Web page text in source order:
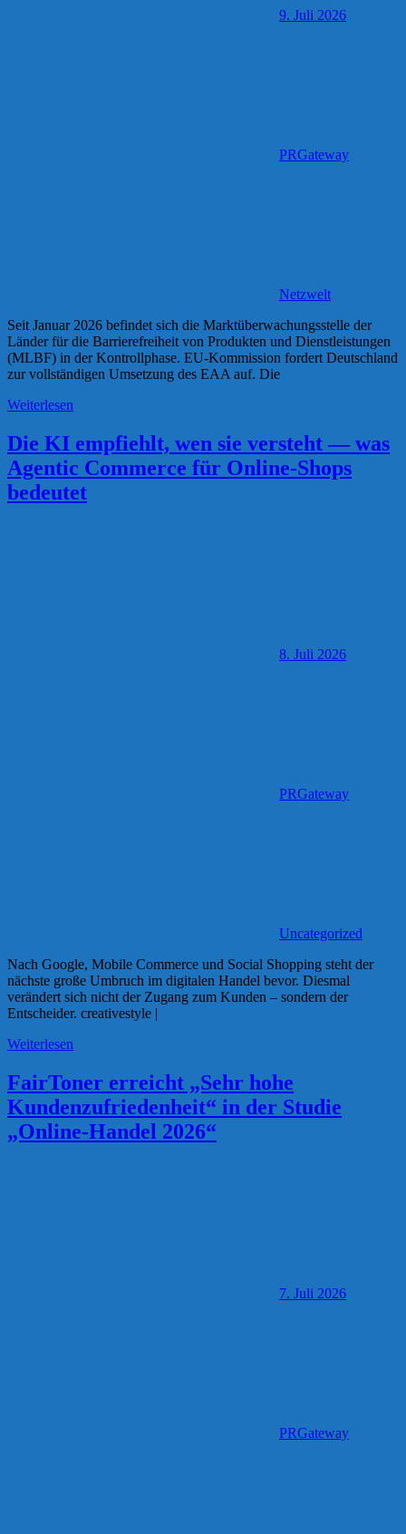
9. Juli 2026
PRGateway
Netzwelt
Seit Januar 2026 befindet sich die Marktüberwachungsstelle der
Länder für die Barrierefreiheit von Produkten und Dienstleistungen
(MLBF) in der Kontrollphase. EU-Kommission fordert Deutschland
zur vollständigen Umsetzung des EAA auf. Die
Weiterlesen
Die KI empfiehlt, wen sie versteht — was
Agentic Commerce für Online-Shops
bedeutet
8. Juli 2026
PRGateway
Uncategorized
Nach Google, Mobile Commerce und Social Shopping steht der
nächste große Umbruch im digitalen Handel bevor. Diesmal
verändert sich nicht der Zugang zum Kunden – sondern der
Entscheider. creativestyle |
Weiterlesen
FairToner erreicht „Sehr hohe
Kundenzufriedenheit“ in der Studie
„Online-Handel 2026“
7. Juli 2026
PRGateway